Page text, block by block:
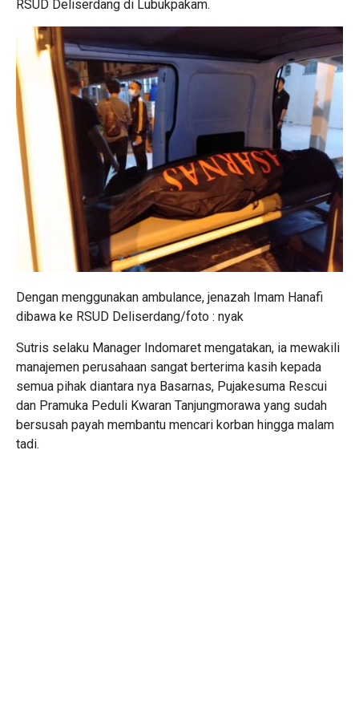
RSUD Deliserdang di Lubukpakam.
Dengan menggunakan ambulance, jenazah Imam Hanafi
dibawa ke RSUD Deliserdang/foto : nyak
Sutris selaku Manager Indomaret mengatakan, ia mewakili
manajemen perusahaan sangat berterima kasih kepada
semua pihak diantara nya Basarnas, Pujakesuma Rescui
dan Pramuka Peduli Kwaran Tanjungmorawa yang sudah
bersusah payah membantu mencari korban hingga malam
tadi.